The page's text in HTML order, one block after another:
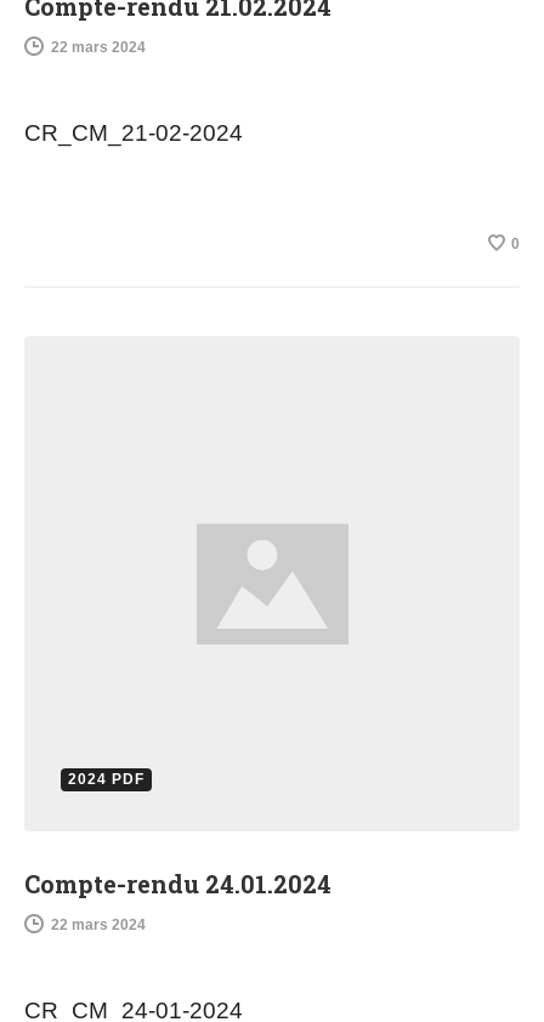
22 mars 2024
CR_CM_21-02-2024
0
2024 PDF
Compte-rendu 24.01.2024
22 mars 2024
CR_CM_24-01-2024